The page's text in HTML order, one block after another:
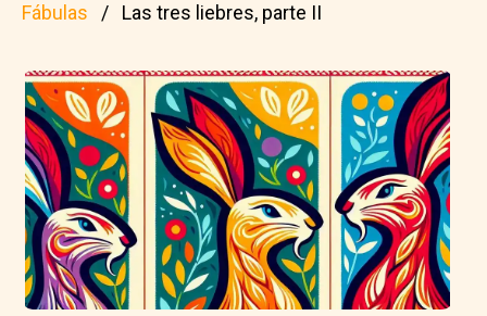
Fábulas
Las tres liebres, parte II